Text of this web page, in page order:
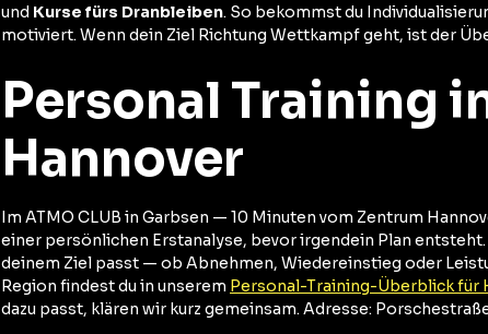
und Kurse fürs Dranbleiben. So bekommst du
motiviert. Wenn dein Ziel Richtung Wettkampf geht, ist der
Personal Training
Hannover
Im ATMO CLUB in Garbsen — 10 Minuten vom Zentrum
einer persönlichen Erstanalyse, bevor irgendein Plan entsteht.
deinem Ziel passt — ob Abnehmen, Wiedereinstieg oder
Region findest du in unserem Personal-Training-Überblick für
dazu passt, klären wir kurz gemeinsam. Adresse: